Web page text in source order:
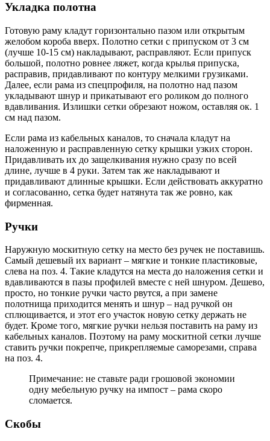
Укладка полотна
Готовую раму кладут горизонтально пазом или открытым
желобом короба вверх. Полотно сетки с припуском от 3 см
(лучше 10-15 см) накладывают, расправляют. Если припуск
большой, полотно ровнее ляжет, когда крылья припуска,
расправив, придавливают по контуру мелкими грузиками.
Далее, если рама из спецпрофиля, на полотно над пазом
укладывают шнур и прикатывают его роликом до полного
вдавливания. Излишки сетки обрезают ножом, оставляя ок. 1
см над пазом.
Если рама из кабельных каналов, то сначала кладут на
наложенную и расправленную сетку крышки узких сторон.
Придавливать их до защелкивания нужно сразу по всей
длине, лучше в 4 руки. Затем так же накладывают и
придавливают длинные крышки. Если действовать аккуратно
и согласованно, сетка будет натянута так же ровно, как
фирменная.
Ручки
Наружную москитную сетку на место без ручек не поставишь.
Самый дешевый их вариант – мягкие и тонкие пластиковые,
слева на поз. 4. Такие кладутся на места до наложения сетки и
вдавливаются в пазы профилей вместе с ней шнуром. Дешево,
просто, но тонкие ручки часто рвутся, а при замене
полотнища приходится менять и шнур – над ручкой он
сплющивается, и этот его участок новую сетку держать не
будет. Кроме того, мягкие ручки нельзя поставить на раму из
кабельных каналов. Поэтому на раму москитной сетки лучше
ставить ручки покрепче, прикрепляемые саморезами, справа
на поз. 4.
Примечание: не ставьте ради грошовой экономии
одну мебельную ручку на импост – рама скоро
сломается.
Скобы